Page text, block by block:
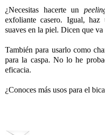
¿Necesitas hacerte un
exfoliante casero. Igual,
suaves en la piel. Dicen que
También para usarlo como
para la caspa. No lo he
eficacia.
¿Conoces más usos para el